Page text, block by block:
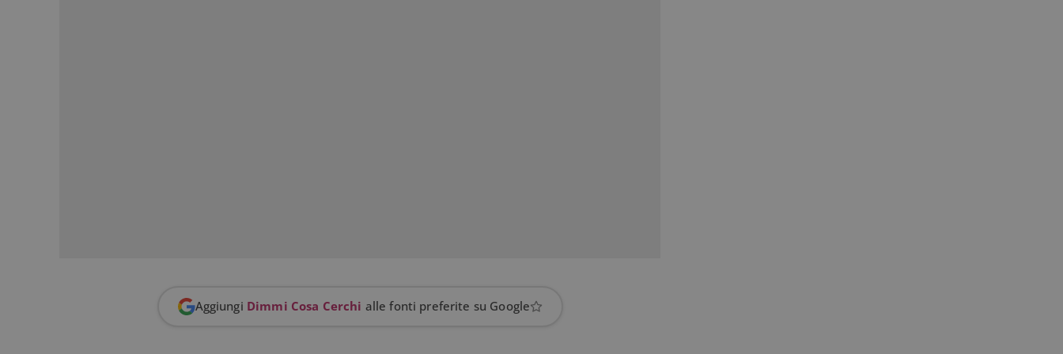
Aggiungi Dimmi Cosa Cerchi alle fonti preferite su Google